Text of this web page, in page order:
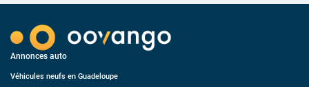
Annonces auto
Véhicules neufs en Guadeloupe